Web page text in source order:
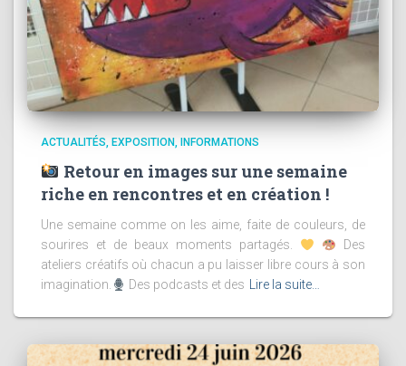
ACTUALITÉS EXPOSITION INFORMATIONS
Retour en images sur une semaine
riche en rencontres et en création !
Une semaine comme on les aime, faite de couleurs, de
sourires et de beaux moments partagés.
Des
ateliers créatifs où chacun a pu laisser libre cours à son
imagination.
Des podcasts et des Lire la suite…